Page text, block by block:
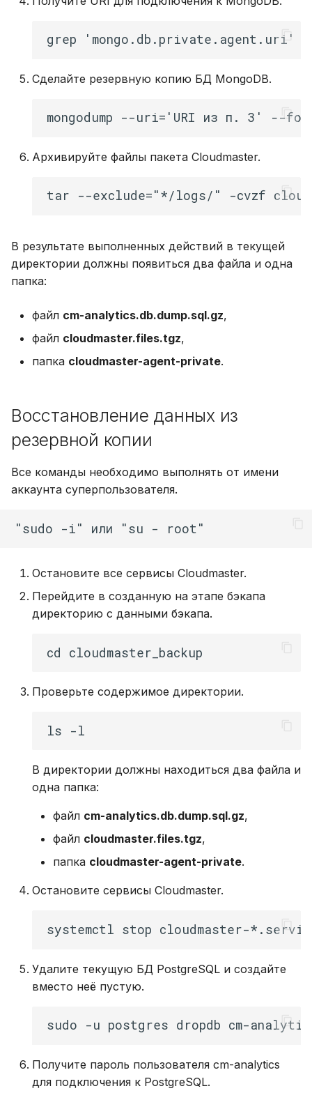
Сделайте резервную копию БД MongoDB.
Архивируйте файлы пакета Сloudmaster.
В результате выполненных действий в текущей
директории должны появиться два файла и одна
папка:
файл cm-analytics.db.dump.sql.gz,
файл cloudmaster.files.tgz,
папка cloudmaster-agent-private.
Восстановление данных из
резервной копии
Все команды необходимо выполнять от имени
аккаунта суперпользователя.
Остановите все сервисы Cloudmaster.
Перейдите в созданную на этапе бэкапа
директорию с данными бэкапа.
Проверьте содержимое директории.
В директории должны находиться два файла и
одна папка:
файл cm-analytics.db.dump.sql.gz,
файл cloudmaster.files.tgz,
папка cloudmaster-agent-private.
Остановите сервисы Cloudmaster.
Удалите текущую БД PostgreSQL и создайте
вместо неё пустую.
Получите пароль пользователя cm-analytics
для подключения к PostgreSQL.